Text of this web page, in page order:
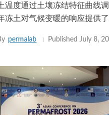
温度通过土壤冻结特征曲线
冻土对气候变暖的响应提供
permalab Published July 8,